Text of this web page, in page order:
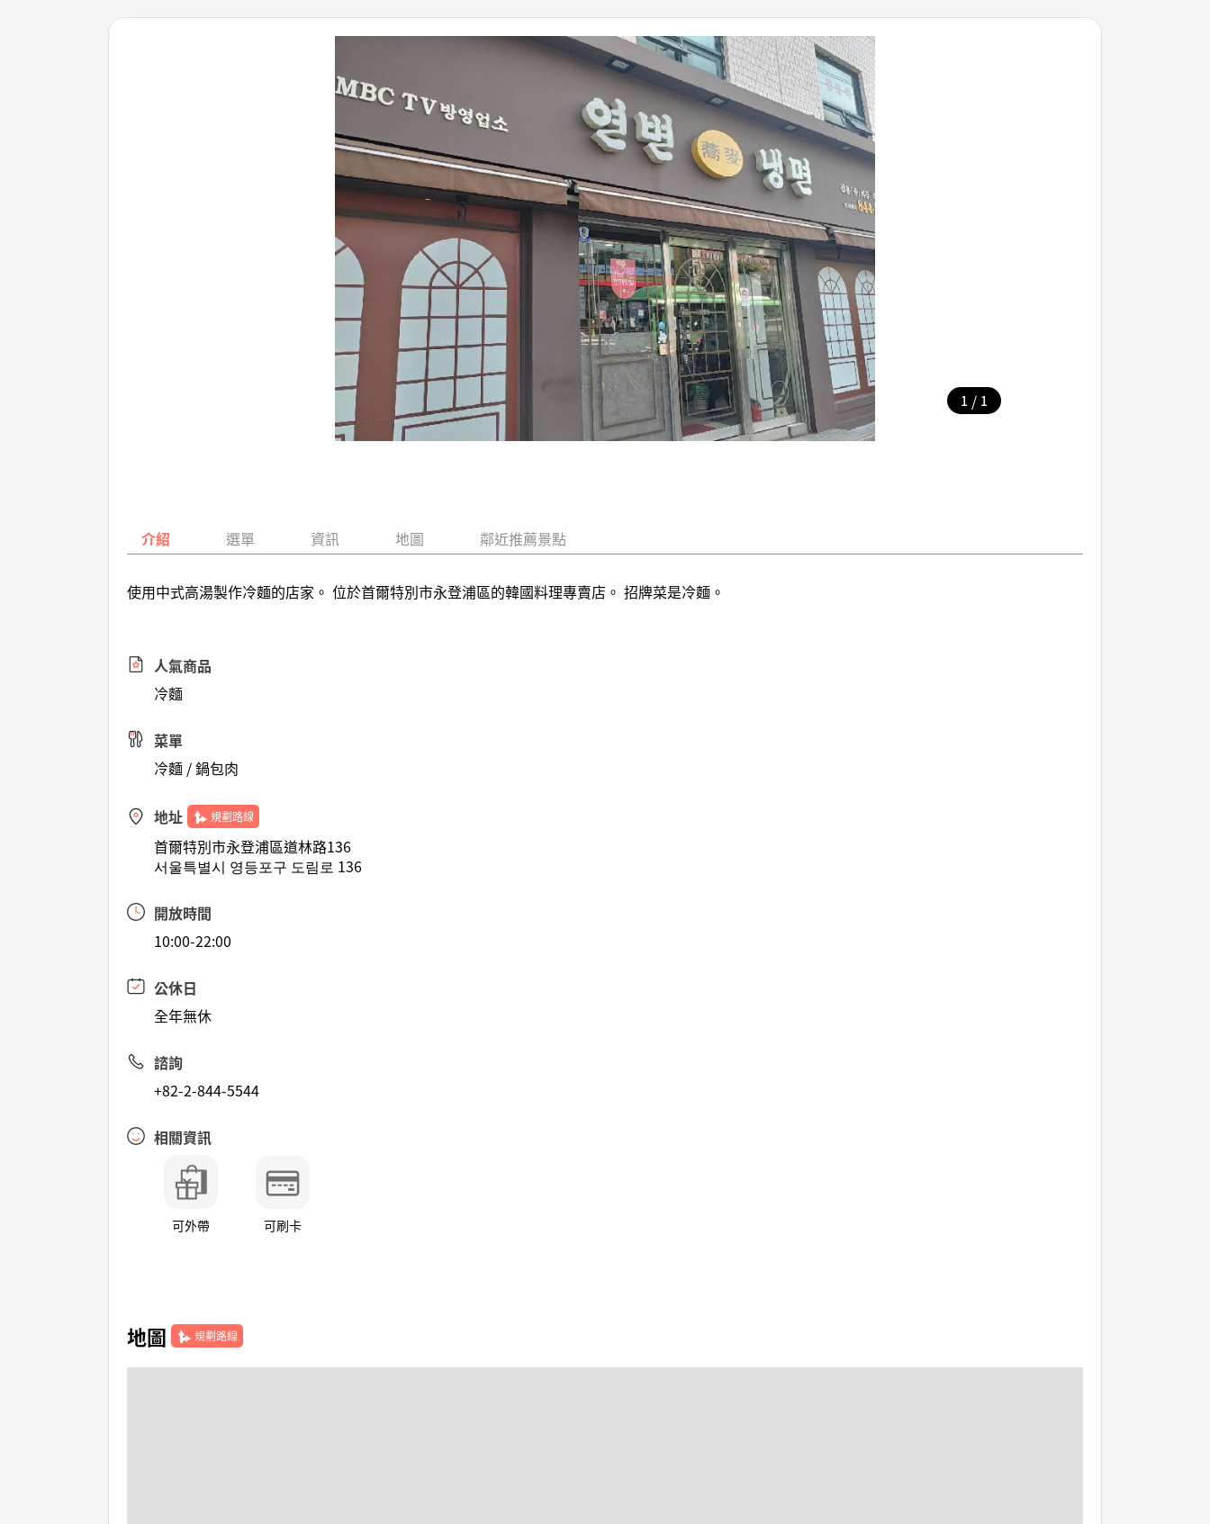
1 / 1
介紹 選單 資訊 地圖 鄰近推薦景點
使用中式高湯製作冷麵的店家。 位於首爾特別市永登浦區的韓國料理專賣店。 招牌菜是冷麵。
人氣商品
冷麵
菜單
冷麵 / 鍋包肉
地址 規劃路線
首爾特別市永登浦區道林路136
서울특별시 영등포구 도림로 136
開放時間
10:00-22:00
公休日
全年無休
諮詢
+82-2-844-5544
相關資訊
可外帶 可刷卡
地圖 規劃路線